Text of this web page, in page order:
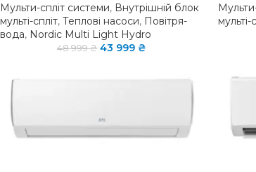
Мульти-спліт системи, Внутрішній блок
мульті-спліт, Теплові насоси, Повітря-
вода, Nordic Multi Light Hydro
48 999₴ 43 999 ₴
мульті-